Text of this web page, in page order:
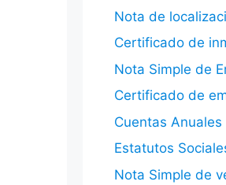
Nota de
Certificado de
Nota Simple de
Certificado de
Cuentas Anuales
Estatutos
Nota Simple de